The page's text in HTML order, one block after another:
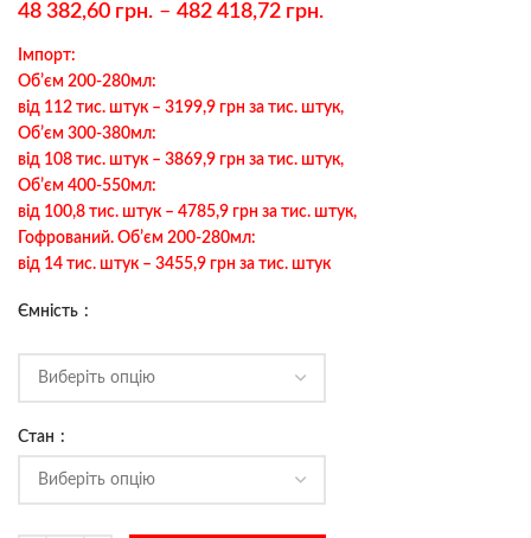
48 382,60 грн. – 482 418,72 грн.
Імпорт:
Обʼєм 200-280мл:
від 112 тис. штук – 3199,9 грн за тис. штук,
Обʼєм 300-380мл:
від 108 тис. штук – 3869,9 грн за тис. штук,
Обʼєм 400-550мл:
від 100,8 тис. штук – 4785,9 грн за тис. штук,
Гофрований. Обʼєм 200-280мл:
від 14 тис. штук – 3455,9 грн за тис. штук
Ємність
Стан